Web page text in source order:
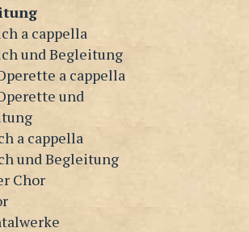
a cappella
und Begleitung
a cappella
und
a cappella
und Begleitung
Chor